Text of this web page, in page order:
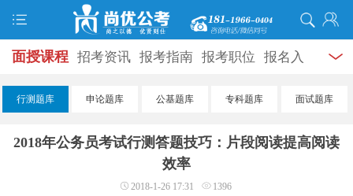
面授课程 招考资讯 报考指南 报考职位 报名入
口 打准考证 成绩查询 面试公告 录用公示 辅导
学员风采 名师团队
行测题库 申论题库 公基题库 专科题库 面试题库
2018年公务员考试行测答题技巧：片段阅读提高阅读
效率
2018-1-26 17:31 1396